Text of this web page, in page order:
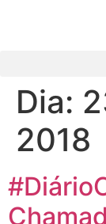
Dia:
2018